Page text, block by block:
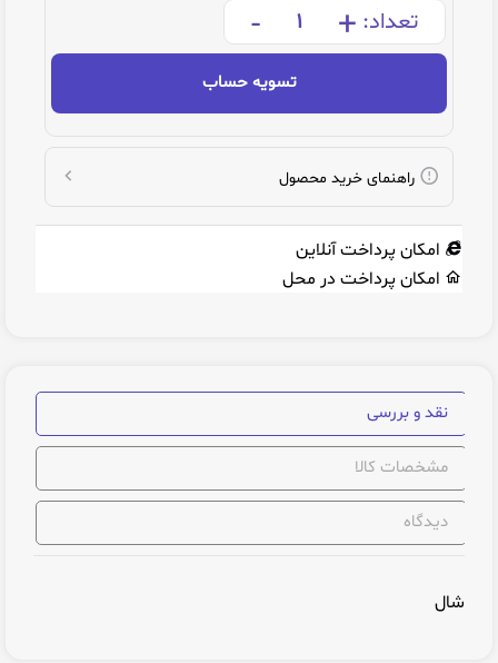
تعداد: +
-
تسویه حساب
راهنمای خرید محصول
امکان پرداخت آنلاین
امکان پرداخت در محل
نقد و بررسی
مشخصات کالا
دیدگاه
شال